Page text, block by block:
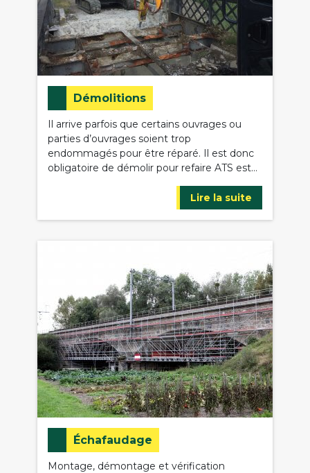
Démolitions
Il arrive parfois que certains ouvrages ou
parties d’ouvrages soient trop
endommagés pour être réparé. Il est donc
obligatoire de démolir pour refaire ATS est…
Lire la suite
Échafaudage
Montage, démontage et vérification